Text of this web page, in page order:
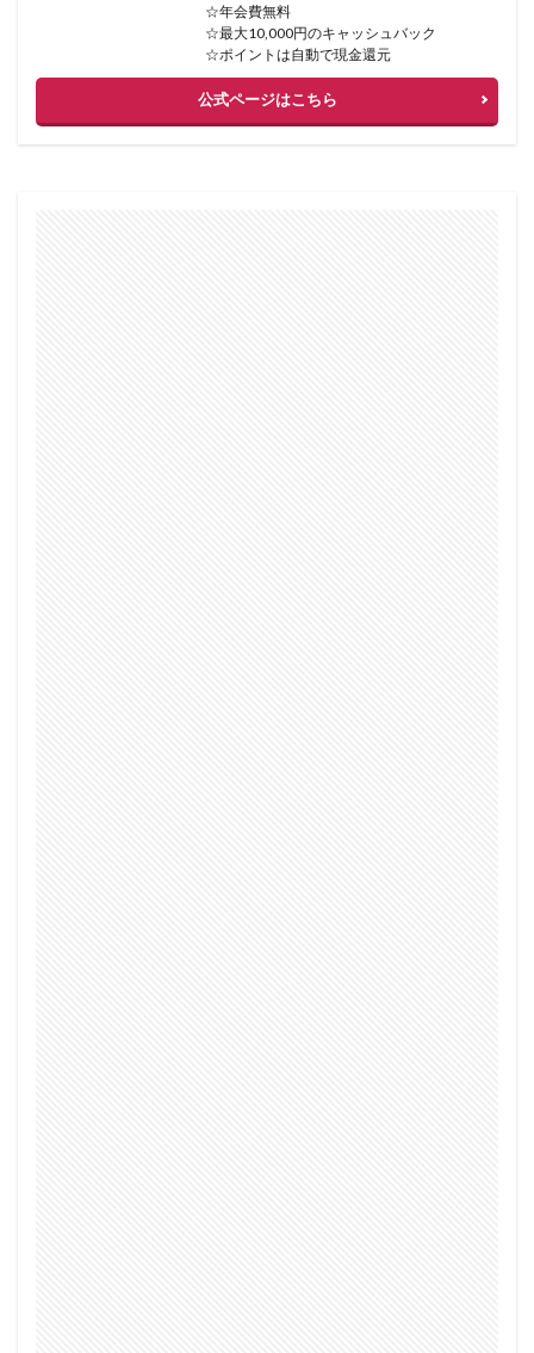
☆年会費無料
☆最大10,000円のキャッシュバック
☆ポイントは自動で現金還元
公式ページはこちら